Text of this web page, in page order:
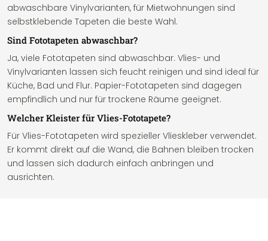
abwaschbare Vinylvarianten, für Mietwohnungen sind
selbstklebende Tapeten die beste Wahl.
Sind Fototapeten abwaschbar?
Ja, viele Fototapeten sind abwaschbar. Vlies- und
Vinylvarianten lassen sich feucht reinigen und sind ideal für
Küche, Bad und Flur. Papier-Fototapeten sind dagegen
empfindlich und nur für trockene Räume geeignet.
Welcher Kleister für Vlies-Fototapete?
Für Vlies-Fototapeten wird spezieller Vlieskleber verwendet.
Er kommt direkt auf die Wand, die Bahnen bleiben trocken
und lassen sich dadurch einfach anbringen und
ausrichten.